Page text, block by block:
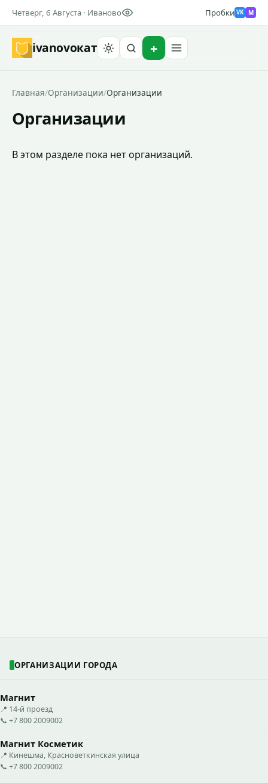
Четверг, 6 Августа · Иваново Пробки VK M
ivanovoкат
Главная/Организации/Организации
Организации
В этом разделе пока нет организаций.
ОРГАНИЗАЦИИ ГОРОДА
Магнит
📍 14-й проезд
📞 +7 800 2009002
Магнит Косметик
📍 Кинешма, Красноветкинская улица
📞 +7 800 2009002